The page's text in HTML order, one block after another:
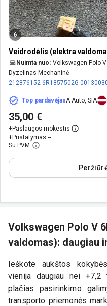
6
Veidrodėlis (elektra
Nuimta nuo: Volkswagen Polo
Dyzelinas Mechaninė
212876152 6R1857502G
Top pardavėjasA Auto, SIA
35,00 €
+Paslaugos mokestis
+Pristatymas --
Su PVM
Volkswagen Polo V
valdomas): daugiau
Ieškote aukštos
vienija daugiau nei +7,2
plačias pasirinkimo
transporto priemonės